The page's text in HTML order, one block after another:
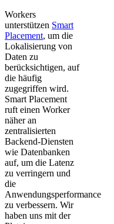
Workers
unterstützen Smart
Placement, um die
Lokalisierung von
Daten zu
berücksichtigen, auf
die häufig
zugegriffen wird.
Smart Placement
ruft einen Worker
näher an
zentralisierten
Backend-Diensten
wie Datenbanken
auf, um die Latenz
zu verringern und
die
Anwendungsperformance
zu verbessern. Wir
haben uns mit der